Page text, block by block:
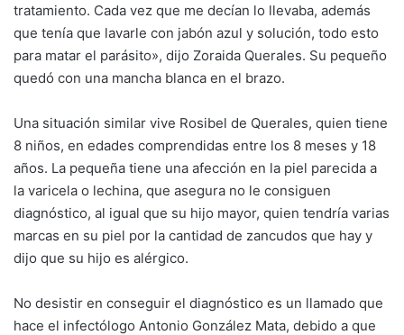
tratamiento. Cada vez que me decían lo llevaba, además
que tenía que lavarle con jabón azul y solución, todo esto
para matar el parásito», dijo Zoraida Querales. Su pequeño
quedó con una mancha blanca en el brazo.
Una situación similar vive Rosibel de Querales, quien tiene
8 niños, en edades comprendidas entre los 8 meses y 18
años. La pequeña tiene una afección en la piel parecida a
la varicela o lechina, que asegura no le consiguen
diagnóstico, al igual que su hijo mayor, quien tendría varias
marcas en su piel por la cantidad de zancudos que hay y
dijo que su hijo es alérgico.
No desistir en conseguir el diagnóstico es un llamado que
hace el infectólogo Antonio González Mata, debido a que